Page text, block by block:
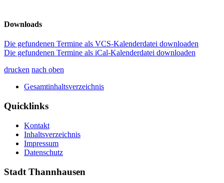
Downloads
Die gefundenen Termine als VCS-Kalenderdatei downloaden
Die gefundenen Termine als iCal-Kalenderdatei downloaden
drucken nach oben
Gesamtinhaltsverzeichnis
Quicklinks
Kontakt
Inhaltsverzeichnis
Impressum
Datenschutz
Stadt Thannhausen